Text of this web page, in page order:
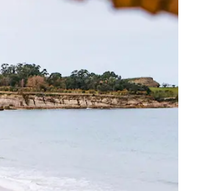
górę i w dół lub przeglądać je za pomocą